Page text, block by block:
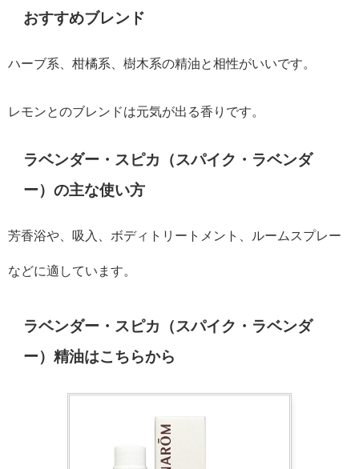
おすすめブレンド
ハーブ系、柑橘系、樹木系の精油と相性がいいです。
レモンとのブレンドは元気が出る香りです。
ラベンダー・スピカ（スパイク・ラベンダ
ー）の主な使い方
芳香浴や、吸入、ボディトリートメント、ルームスプレー
などに適しています。
ラベンダー・スピカ（スパイク・ラベンダ
ー）精油はこちらから